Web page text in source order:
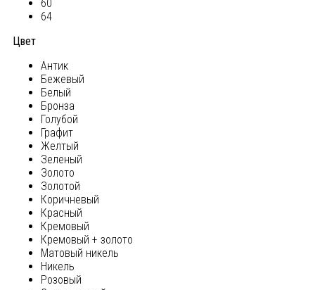
60
64
Цвет
Антик
Бежевый
Белый
Бронза
Голубой
Графит
Желтый
Зеленый
Золото
Золотой
Коричневый
Красный
Кремовый
Кремовый + золото
Матовый никель
Никель
Розовый